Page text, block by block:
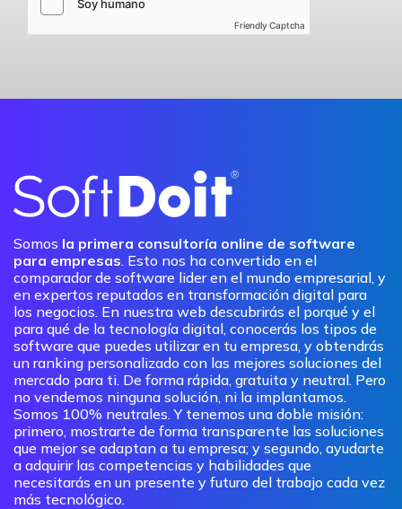
Friendly Captcha
Somos la primera consultoría online de software
para empresas. Esto nos ha convertido en el
comparador de software lider en el mundo empresarial, y
en expertos reputados en transformación digital para
los negocios. En nuestra web descubrirás el porqué y el
para qué de la tecnología digital, conocerás los tipos de
software que puedes utilizar en tu empresa, y obtendrás
un ranking personalizado con las mejores soluciones del
mercado para ti. De forma rápida, gratuita y neutral. Pero
no vendemos ninguna solución, ni la implantamos.
Somos 100% neutrales. Y tenemos una doble misión:
primero, mostrarte de forma transparente las soluciones
que mejor se adaptan a tu empresa; y segundo, ayudarte
a adquirir las competencias y habilidades que
necesitarás en un presente y futuro del trabajo cada vez
más tecnológico.